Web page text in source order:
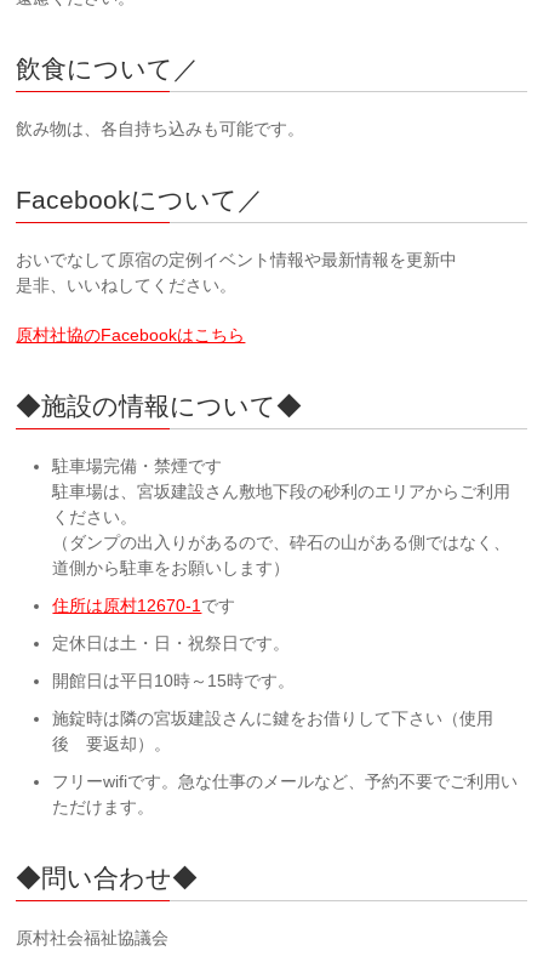
飲食について／
飲み物は、各自持ち込みも可能です。
Facebookについて／
おいでなして原宿の定例イベント情報や最新情報を更新中
是非、いいねしてください。
原村社協のFacebookはこちら
◆施設の情報について◆
駐車場完備・禁煙です
駐車場は、宮坂建設さん敷地下段の砂利のエリアからご利用
ください。
（ダンプの出入りがあるので、砕石の山がある側ではなく、
道側から駐車をお願いします）
住所は原村12670-1です
定休日は土・日・祝祭日です。
開館日は平日10時～15時です。
施錠時は隣の宮坂建設さんに鍵をお借りして下さい（使用
後 要返却）。
フリーwifiです。急な仕事のメールなど、予約不要でご利用い
ただけます。
◆問い合わせ◆
原村社会福祉協議会